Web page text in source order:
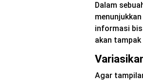
Dalam
informasi
akan
Agar